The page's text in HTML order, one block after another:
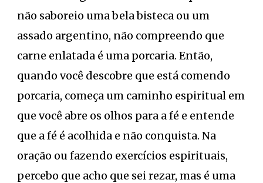
não saboreio uma bela bisteca ou um
assado argentino, não compreendo que
carne enlatada é uma porcaria. Então,
quando você descobre que está comendo
porcaria, começa um caminho espiritual em
que você abre os olhos para a fé e entende
que a fé é acolhida e não conquista. Na
oração ou fazendo exercícios espirituais,
percebo que acho que sei rezar, mas é uma